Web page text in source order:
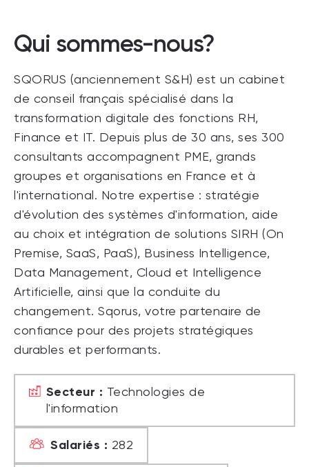
Qui sommes-nous?
SQORUS (anciennement S&H) est un cabinet
de conseil français spécialisé dans la
transformation digitale des fonctions RH,
Finance et IT. Depuis plus de 30 ans, ses 300
consultants accompagnent PME, grands
groupes et organisations en France et à
l'international. Notre expertise : stratégie
d'évolution des systèmes d'information, aide
au choix et intégration de solutions SIRH (On
Premise, SaaS, PaaS), Business Intelligence,
Data Management, Cloud et Intelligence
Artificielle, ainsi que la conduite du
changement. Sqorus, votre partenaire de
confiance pour des projets stratégiques
durables et performants.
Secteur : Technologies de
l'information
Salariés : 282